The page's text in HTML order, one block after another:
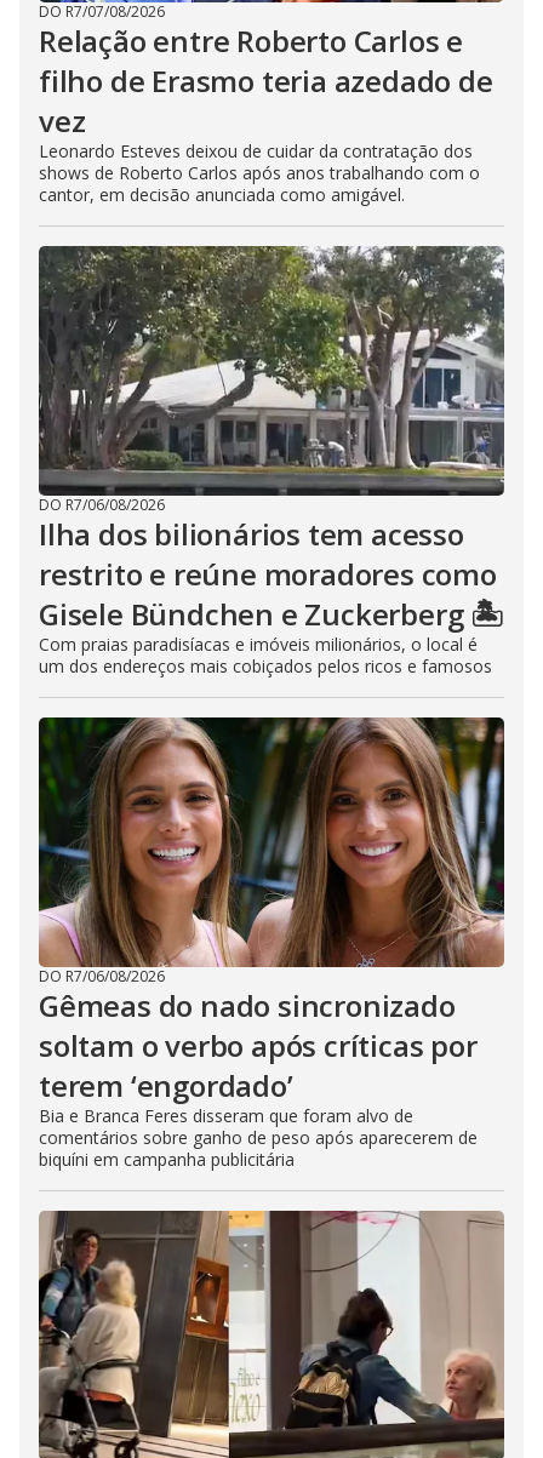
DO R7/07/08/2026
Relação entre Roberto Carlos e
filho de Erasmo teria azedado de
vez
Leonardo Esteves deixou de cuidar da contratação dos
shows de Roberto Carlos após anos trabalhando com o
cantor, em decisão anunciada como amigável.
DO R7/06/08/2026
Ilha dos bilionários tem acesso
restrito e reúne moradores como
Gisele Bündchen e Zuckerberg 🏝️
Com praias paradisíacas e imóveis milionários, o local é
um dos endereços mais cobiçados pelos ricos e famosos
DO R7/06/08/2026
Gêmeas do nado sincronizado
soltam o verbo após críticas por
terem ‘engordado’
Bia e Branca Feres disseram que foram alvo de
comentários sobre ganho de peso após aparecerem de
biquíni em campanha publicitária